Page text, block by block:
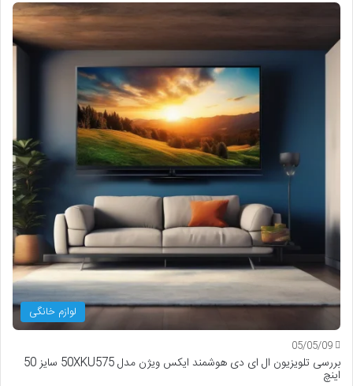
لوازم خانگی
05/05/09
بررسی تلویزیون ال ای دی هوشمند ایکس ویژن مدل 50XKU575 سایز 50
اینچ